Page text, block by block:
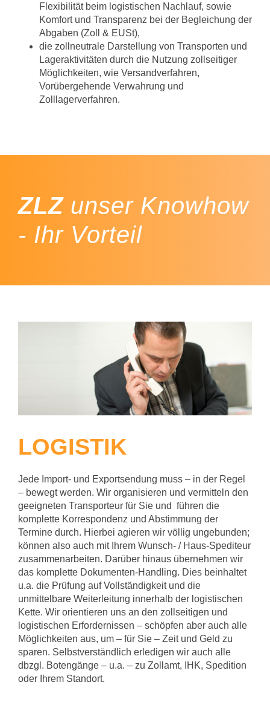
Flexibilität beim logistischen Nachlauf, sowie
Komfort und Transparenz bei der Begleichung der
Abgaben (Zoll & EUSt),
die zollneutrale Darstellung von Transporten und
Lageraktivitäten durch die Nutzung zollseitiger
Möglichkeiten, wie Versandverfahren,
Vorübergehende Verwahrung und
Zolllagerverfahren.
ZLZunser Knowhow
- Ihr Vorteil
LOGISTIK
Jede Import- und Exportsendung muss – in der Regel
– bewegt werden. Wir organisieren und vermitteln den
geeigneten Transporteur für Sie und führen die
komplette Korrespondenz und Abstimmung der
Termine durch. Hierbei agieren wir völlig ungebunden;
können also auch mit Ihrem Wunsch- / Haus-Spediteur
zusammenarbeiten. Darüber hinaus übernehmen wir
das komplette Dokumenten-Handling. Dies beinhaltet
u.a. die Prüfung auf Vollständigkeit und die
unmittelbare Weiterleitung innerhalb der logistischen
Kette. Wir orientieren uns an den zollseitigen und
logistischen Erfordernissen – schöpfen aber auch alle
Möglichkeiten aus, um – für Sie – Zeit und Geld zu
sparen. Selbstverständlich erledigen wir auch alle
dbzgl. Botengänge – u.a. – zu Zollamt, IHK, Spedition
oder Ihrem Standort.